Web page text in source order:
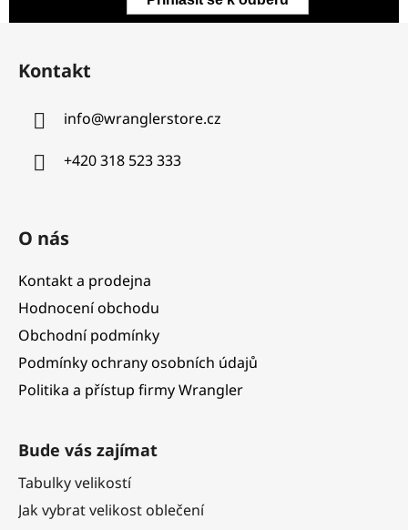
Kontakt
info@wranglerstore.cz
+420 318 523 333
O nás
Kontakt a prodejna
Hodnocení obchodu
Obchodní podmínky
Podmínky ochrany osobních údajů
Politika a přístup firmy Wrangler
Bude vás zajímat
Tabulky velikostí
Jak vybrat velikost oblečení